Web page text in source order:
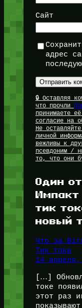
Сайт
адрес
🔒 Оставляя
что прочли
принимаете
согласие на
Не
личной
вежливы к
псевдоним /
то, что они
Один
Импакт
тик
новый
Что за
Тик тока
14
[…]
токе
этот раз